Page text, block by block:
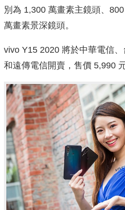
別為 1,300 萬畫素主鏡頭、
萬畫素景深鏡頭。
vivo Y15 2020 將於中華電信
和遠傳電信開賣，售價 5,990 元